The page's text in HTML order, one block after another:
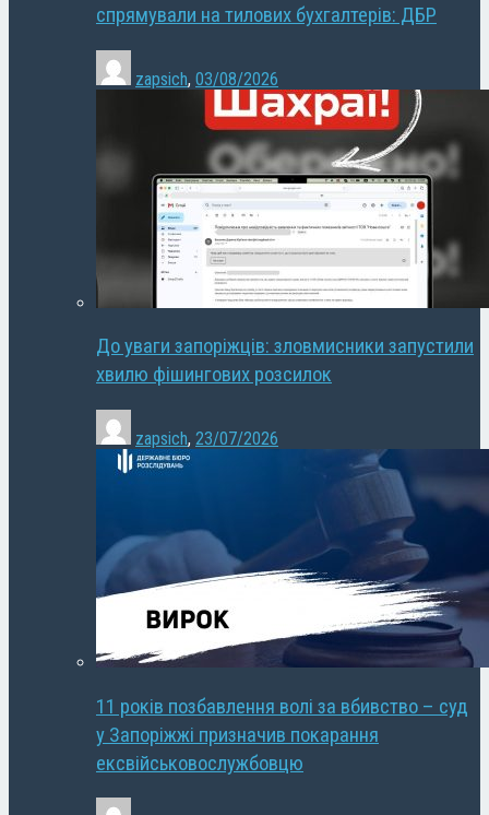
спрямували на тилових бухгалтерів: ДБР
zapsich, 03/08/2026
До уваги запоріжців: зловмисники запустили
хвилю фішингових розсилок
zapsich, 23/07/2026
11 років позбавлення волі за вбивство – суд
у Запоріжжі призначив покарання
ексвійськовослужбовцю